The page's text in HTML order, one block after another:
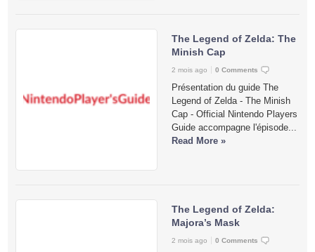
The Legend of Zelda: The
Minish Cap
2 mois ago 0 Comments
Présentation du guide The
Legend of Zelda - The Minish
Cap - Official Nintendo Players
Guide accompagne l'épisode...
Read More »
The Legend of Zelda:
Majora’s Mask
2 mois ago 0 Comments